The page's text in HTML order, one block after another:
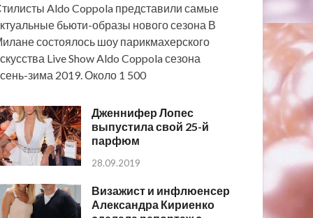
Aldo Coppola представили самые
бьюти-образы нового сезона В
состоялось шоу парикмахерского
Live Show Aldo Coppola сезона
зима 2019. Около 1 500
Дженнифер Лопес
выпустила свой 25-й
парфюм
28.09.2019
Визажист и инфлюенсер
Александра Кириенко